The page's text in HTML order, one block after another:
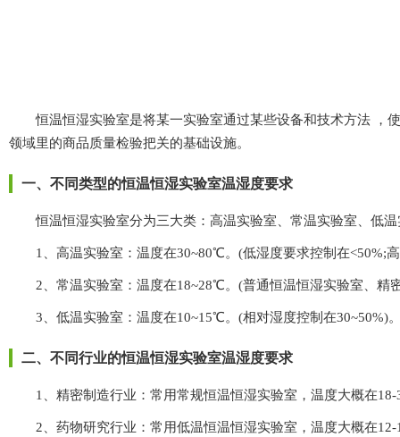
恒温恒湿实验室是将某一实验室通过某些设备和技术方法 ，使
领域里的商品质量检验把关的基础设施。
一、不同类型的恒温恒湿实验室温湿度要求
恒温恒湿实验室分为三大类：高温实验室、常温实验室、低温实
1、高温实验室：温度在30~80℃。(低湿度要求控制在<50%;
2、常温实验室：温度在18~28℃。(普通恒温恒湿实验室、
3、低温实验室：温度在10~15℃。(相对湿度控制在30~50%)
二、不同行业的恒温恒湿实验室温湿度要求
1、精密制造行业：常用常规恒温恒湿实验室，温度大概在18-
2、药物研究行业：常用低温恒温恒湿实验室，温度大概在12-